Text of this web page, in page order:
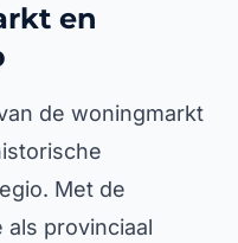
en
de woningmarkt
Met de
provinciaal